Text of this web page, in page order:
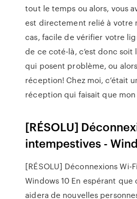
tout le temps ou alors, vous
est directement relié à votre
cas, facile de vérifier votre
de ce coté-là, c’est donc soit
qui posent problème, ou
réception! Chez moi, c’était
réception qui faisait que
[RÉSOLU]
intempestives -
[RÉSOLU] Déconnexions Wi-
Windows 10 En espérant
aidera de nouvelles